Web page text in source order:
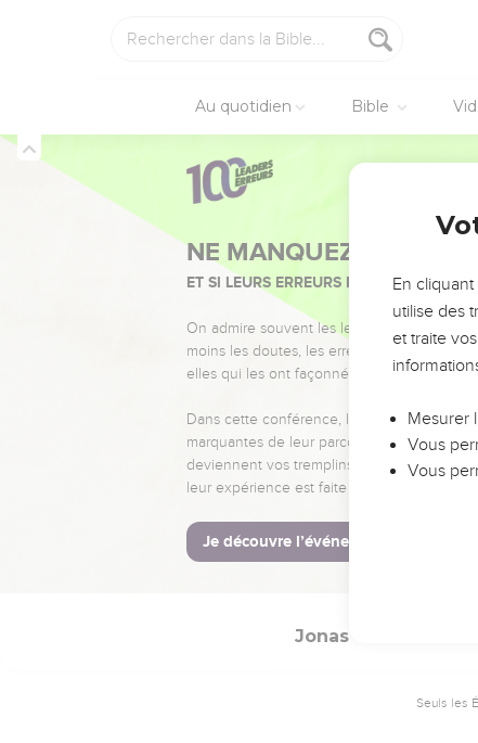
Au quotidien Bible
La prière de
יָמִ֖ים וּשְׁלֹשָׁ֥ה לֵילֽוֹת׃
שִׁוַּ֖עְתִּי שָׁמַ֥עְתָּ קוֹלִֽי׃
לְהַבִּ֔יט אֶל־הֵיכַ֖ל קָדְשֶֽׁךָ׃
ס֖וּף חָב֥וּשׁ לְרֹאשִֽׁי׃
מִשַּׁ֛חַת חַיַּ֖י יְהוָ֥ה אֱלֹהָֽי׃
הַבְלֵי־שָׁ֑וְא חַסְדָּ֖ם יַעֲזֹֽבוּ׃
אֲשַׁלֵּ֑מָה יְשׁוּעָ֖תָה לַיהוָֽה׃
וַיָּקֵ֥א אֶת־יוֹנָ֖ה אֶל־הַיַּבָּשָֽׁה׃
Hébreu : © Westminster
Jonas
Seuls les
En
utilise des
et traite
Mesurer
Vous
Vous